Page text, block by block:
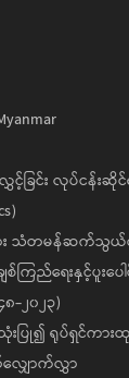
ခြင်း လုပ်ငန်း
ရှား သံတမန်ဆက်သွ
ကြည်ရေးနှင့်ပူးပ
-၂၀၂၃)
၍ ရုပ်ရှင်ကားထု
ျှောက်လွှာ